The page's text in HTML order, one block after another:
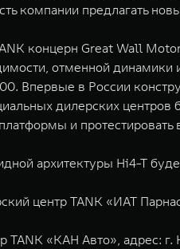
компании предлагать
концерн Great Wall
отменной динамики
Впервые в России
дилерских центров
и
архитектуры Hi4-T
центр TANK «ИАТ
TANK «КАН Авто», адрес: